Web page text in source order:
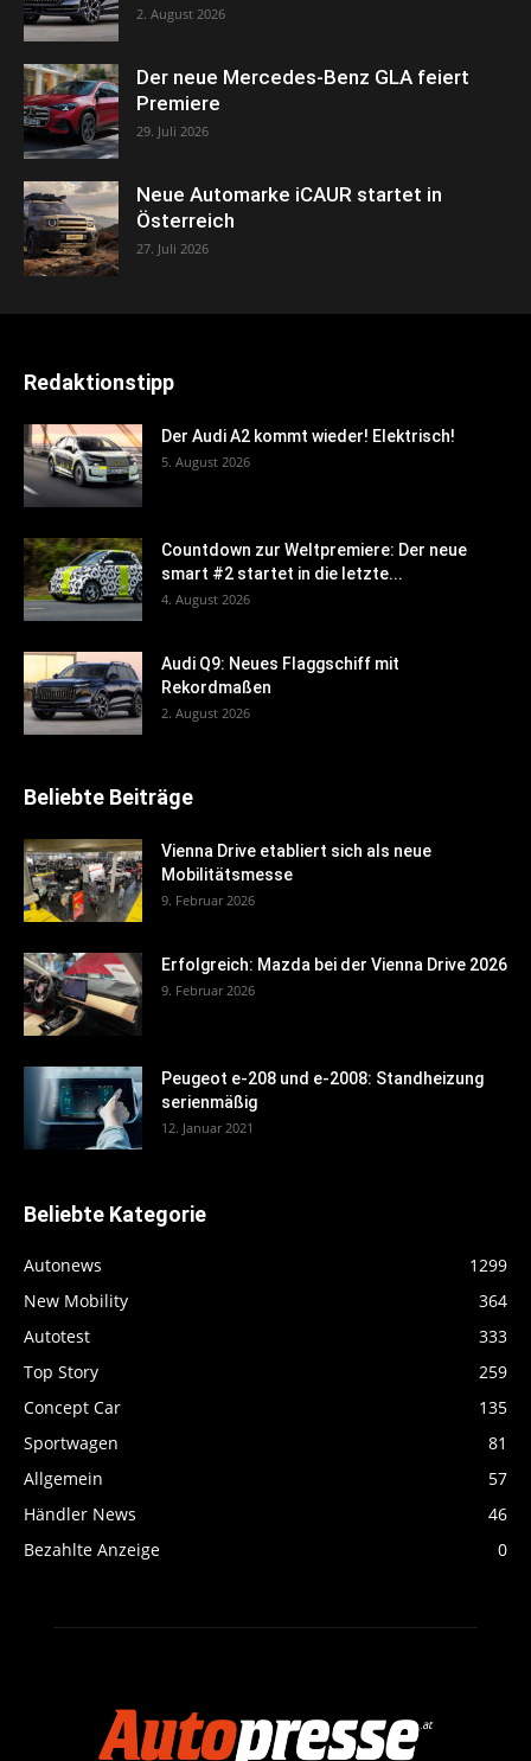
2. August 2026
Der neue Mercedes-Benz GLA feiert
Premiere
29. Juli 2026
Neue Automarke iCAUR startet in
Österreich
27. Juli 2026
Redaktionstipp
Der Audi A2 kommt wieder! Elektrisch!
5. August 2026
Countdown zur Weltpremiere: Der neue
smart #2 startet in die letzte...
4. August 2026
Audi Q9: Neues Flaggschiff mit
Rekordmaßen
2. August 2026
Beliebte Beiträge
Vienna Drive etabliert sich als neue
Mobilitätsmesse
9. Februar 2026
Erfolgreich: Mazda bei der Vienna Drive 2026
9. Februar 2026
Peugeot e-208 und e-2008: Standheizung
serienmäßig
12. Januar 2021
Beliebte Kategorie
Autonews
1299
New Mobility
364
Autotest
333
Top Story
259
Concept Car
135
Sportwagen
81
Allgemein
57
Händler News
46
Bezahlte Anzeige
0